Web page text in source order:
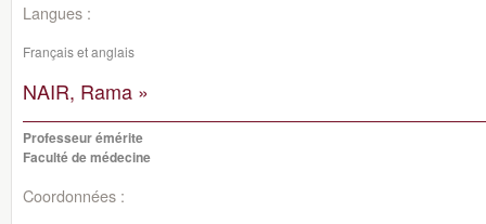
Langues :
Français et anglais
NAIR, Rama »
Professeur émérite
Faculté de médecine
Coordonnées :